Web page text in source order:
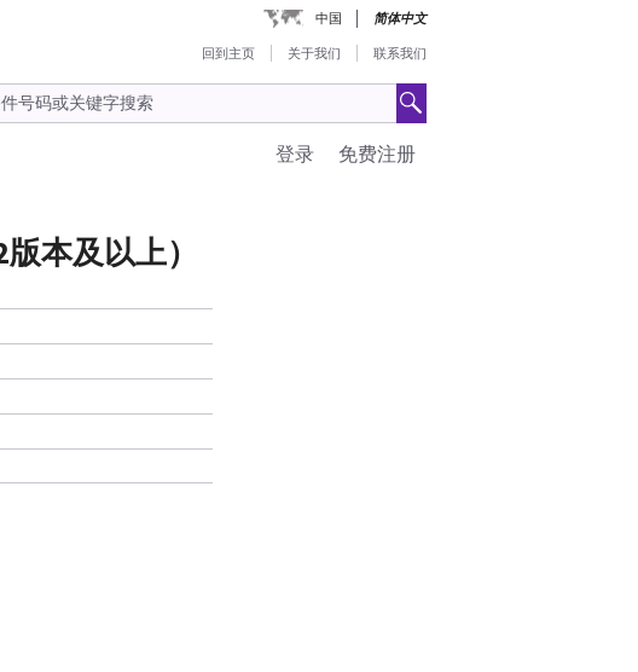
中国 简体中文
回到主页 关于我们 联系我们
免费注册
登录
本及以上）